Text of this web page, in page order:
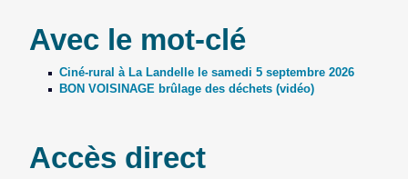
Avec le mot-clé
Ciné-rural à La Landelle le samedi 5 septembre 2026
BON VOISINAGE brûlage des déchets (vidéo)
Accès direct